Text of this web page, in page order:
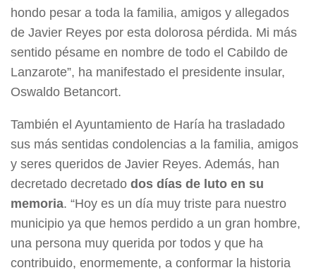
hondo pesar a toda la familia, amigos y allegados
de Javier Reyes por esta dolorosa pérdida. Mi más
sentido pésame en nombre de todo el Cabildo de
Lanzarote”, ha manifestado el presidente insular,
Oswaldo Betancort.
También el Ayuntamiento de Haría ha trasladado
sus más sentidas condolencias a la familia, amigos
y seres queridos de Javier Reyes. Además, han
decretado decretado dos días de luto en su
memoria. “Hoy es un día muy triste para nuestro
municipio ya que hemos perdido a un gran hombre,
una persona muy querida por todos y que ha
contribuido, enormemente, a conformar la historia